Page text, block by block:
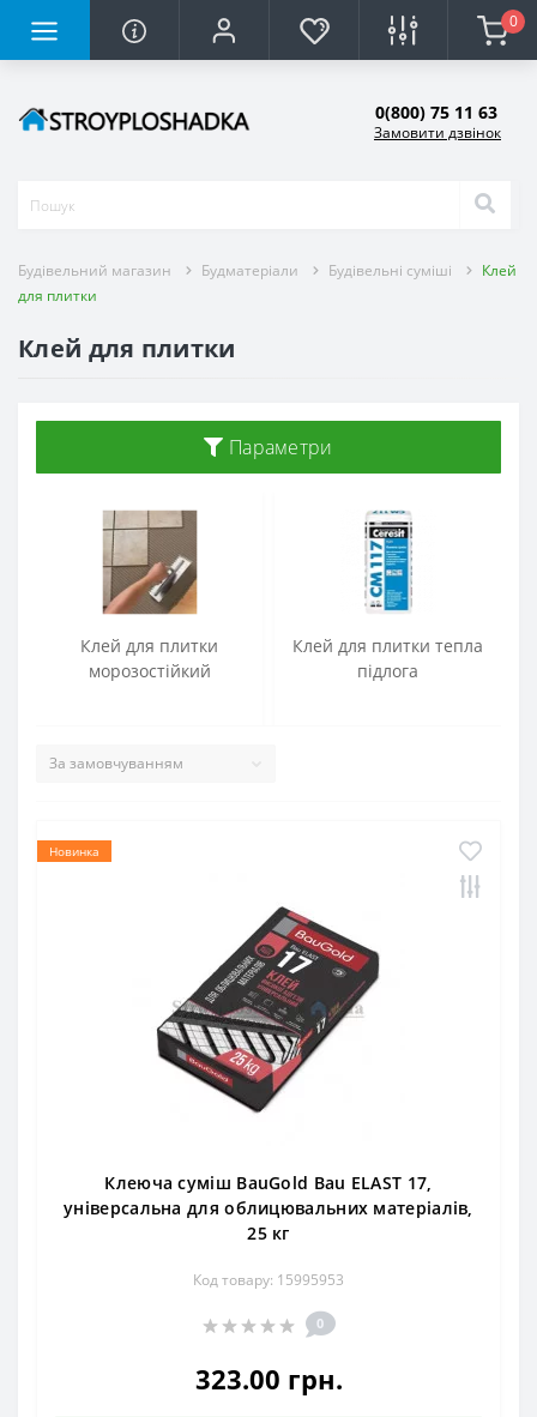
0
0(800) 75 11 63
Замовити дзвінок
Будівельний магазин Будматеріали Будівельні суміші
Клей
для плитки
Клей для плитки
Параметри
Клей для плитки
морозостійкий
Клей для плитки тепла
підлога
Новинка
Клеюча суміш BauGold Bau ELAST 17,
універсальна для облицювальних матеріалів,
25 кг
Код товару: 15995953
0
323.00 грн.